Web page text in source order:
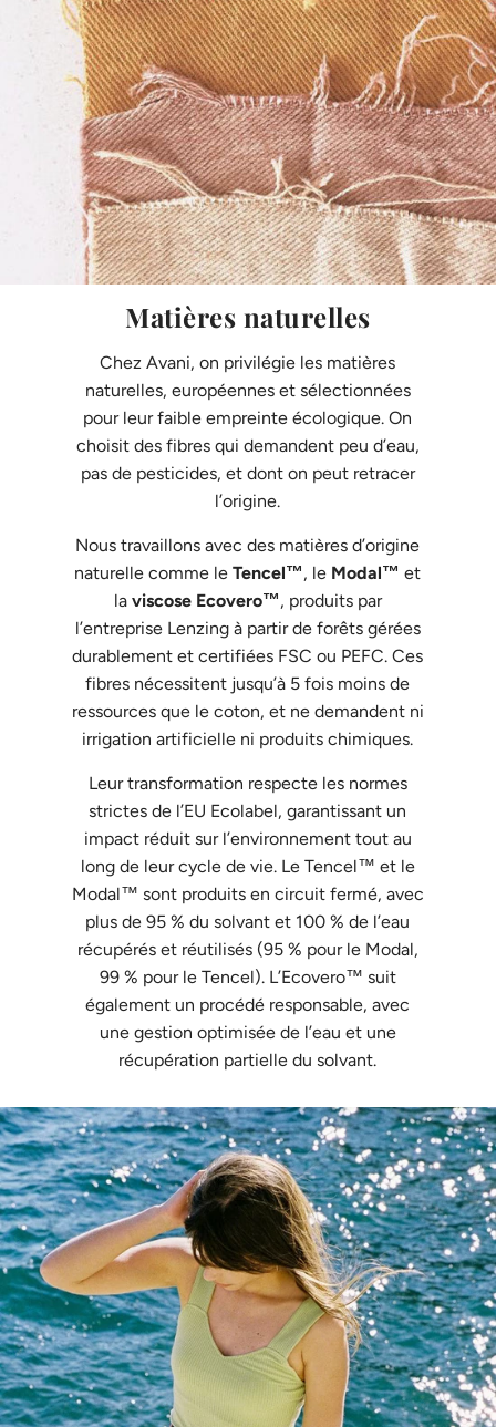
Matières naturelles
Chez Avani, on privilégie les matières
naturelles, européennes et sélectionnées
pour leur faible empreinte écologique. On
choisit des fibres qui demandent peu d’eau,
pas de pesticides, et dont on peut retracer
l’origine.
Nous travaillons avec des matières d’origine
naturelle comme leTencel™, le Modal™et
la viscose Ecovero™, produits par
l’entreprise Lenzing à partir de forêts gérées
durablement et certifiées FSC ou PEFC. Ces
fibres nécessitent jusqu’à 5 fois moins de
ressources que le coton, et ne demandent ni
irrigation artificielle ni produits chimiques.
Leur transformation respecte les normes
strictes de l’EU Ecolabel, garantissant un
impact réduit sur l’environnement tout au
long de leur cycle de vie. Le Tencel™ et le
Modal™ sont produits en circuit fermé, avec
plus de 95 % du solvant et 100 % de l’eau
récupérés et réutilisés (95 % pour le Modal,
99 % pour le Tencel). L’Ecovero™ suit
également un procédé responsable, avec
une gestion optimisée de l’eau et une
récupération partielle du solvant.